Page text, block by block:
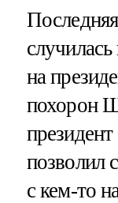
на
похорон
позволил
с кем-то